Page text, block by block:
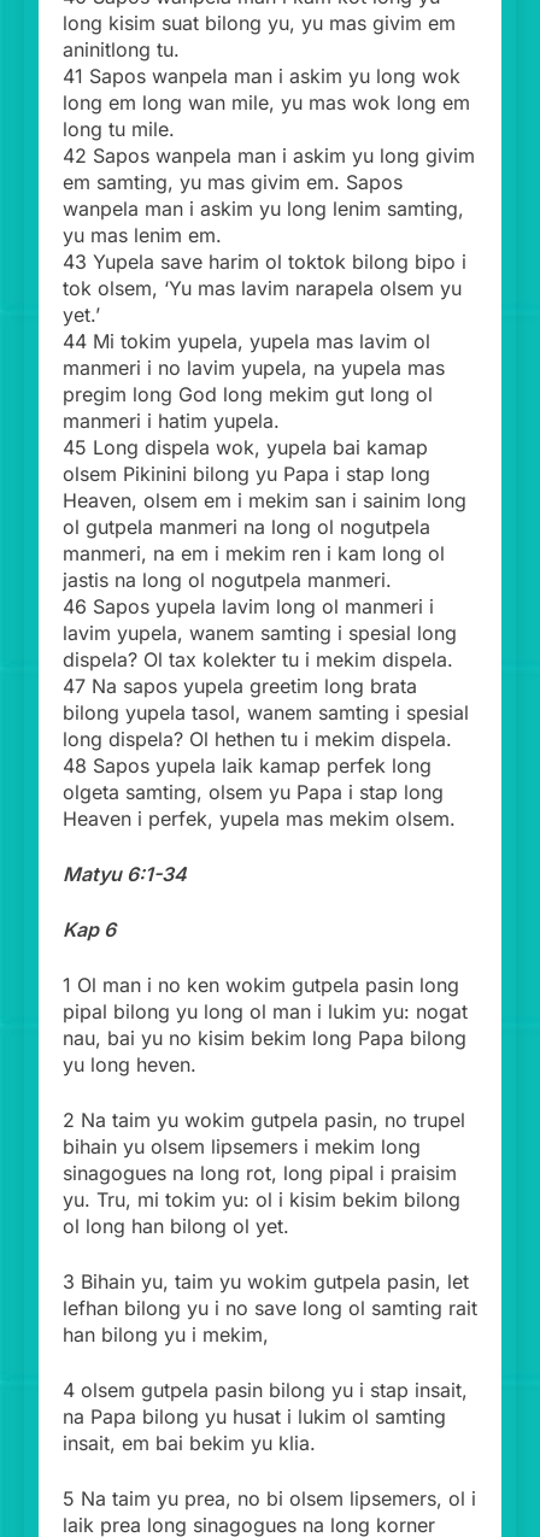
long kisim suat bilong yu, yu mas givim em
aninitlong tu.
41 Sapos wanpela man i askim yu long wok
long em long wan mile, yu mas wok long em
long tu mile.
42 Sapos wanpela man i askim yu long givim
em samting, yu mas givim em. Sapos
wanpela man i askim yu long lenim samting,
yu mas lenim em.
43 Yupela save harim ol toktok bilong bipo i
tok olsem, ‘Yu mas lavim narapela olsem yu
yet.’
44 Mi tokim yupela, yupela mas lavim ol
manmeri i no lavim yupela, na yupela mas
pregim long God long mekim gut long ol
manmeri i hatim yupela.
45 Long dispela wok, yupela bai kamap
olsem Pikinini bilong yu Papa i stap long
Heaven, olsem em i mekim san i sainim long
ol gutpela manmeri na long ol nogutpela
manmeri, na em i mekim ren i kam long ol
jastis na long ol nogutpela manmeri.
46 Sapos yupela lavim long ol manmeri i
lavim yupela, wanem samting i spesial long
dispela? Ol tax kolekter tu i mekim dispela.
47 Na sapos yupela greetim long brata
bilong yupela tasol, wanem samting i spesial
long dispela? Ol hethen tu i mekim dispela.
48 Sapos yupela laik kamap perfek long
olgeta samting, olsem yu Papa i stap long
Heaven i perfek, yupela mas mekim olsem.
Matyu 6:1-34
Kap 6
1 Ol man i no ken wokim gutpela pasin long
pipal bilong yu long ol man i lukim yu: nogat
nau, bai yu no kisim bekim long Papa bilong
yu long heven.
2 Na taim yu wokim gutpela pasin, no trupel
bihain yu olsem lipsemers i mekim long
sinagogues na long rot, long pipal i praisim
yu. Tru, mi tokim yu: ol i kisim bekim bilong
ol long han bilong ol yet.
3 Bihain yu, taim yu wokim gutpela pasin, let
lefhan bilong yu i no save long ol samting rait
han bilong yu i mekim,
4 olsem gutpela pasin bilong yu i stap insait,
na Papa bilong yu husat i lukim ol samting
insait, em bai bekim yu klia.
5 Na taim yu prea, no bi olsem lipsemers, ol i
laik prea long sinagogues na long korner